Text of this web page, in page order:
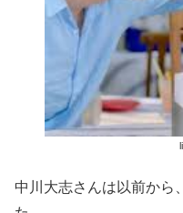
中川大志さんは以前から